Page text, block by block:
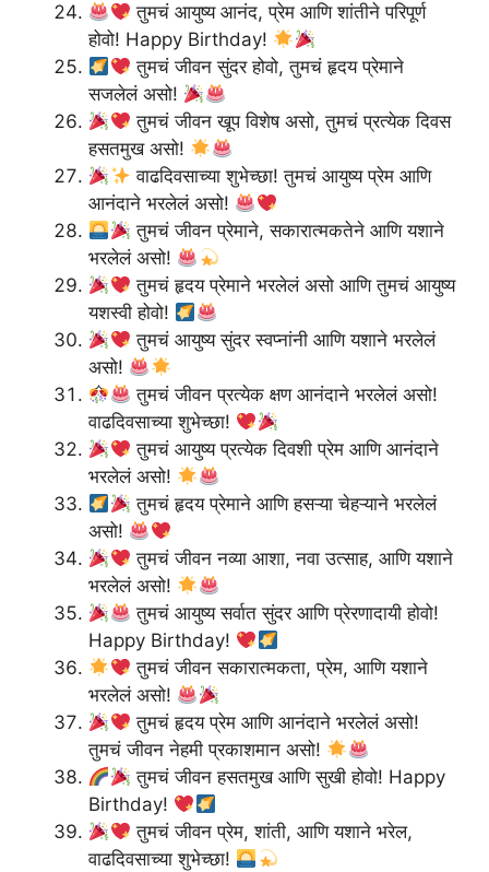
तुमचं आयुष्य आनंद, प्रेम आणि शांतीने परिपूर्ण
होवो! Happy Birthday!
तुमचं जीवन सुंदर होवो, तुमचं हृदय प्रेमाने
सजलेलं असो!
तुमचं जीवन खूप विशेष असो, तुमचं प्रत्येक दिवस
हसतमुख असो!
वाढदिवसाच्या शुभेच्छा! तुमचं आयुष्य प्रेम आणि
आनंदाने भरलेलं असो!
तुमचं जीवन प्रेमाने, सकारात्मकतेने आणि यशाने
भरलेलं असो!
तुमचं हृदय प्रेमाने भरलेलं असो आणि तुमचं आयुष्य
यशस्वी होवो!
तुमचं आयुष्य सुंदर स्वप्नांनी आणि यशाने भरलेलं
असो!
तुमचं जीवन प्रत्येक क्षण आनंदाने भरलेलं असो!
वाढदिवसाच्या शुभेच्छा!
तुमचं आयुष्य प्रत्येक दिवशी प्रेम आणि आनंदाने
भरलेलं असो!
तुमचं हृदय प्रेमाने आणि हसऱ्या चेहऱ्याने भरलेलं
असो!
तुमचं जीवन नव्या आशा, नवा उत्साह, आणि यशाने
भरलेलं असो!
तुमचं आयुष्य सर्वात सुंदर आणि प्रेरणादायी होवो!
Happy Birthday!
तुमचं जीवन सकारात्मकता, प्रेम, आणि यशाने
भरलेलं असो!
तुमचं हृदय प्रेम आणि आनंदाने भरलेलं असो!
तुमचं जीवन नेहमी प्रकाशमान असो!
तुमचं जीवन हसतमुख आणि सुखी होवो! Happy
Birthday!
तुमचं जीवन प्रेम, शांती, आणि यशाने भरेल,
वाढदिवसाच्या शुभेच्छा!